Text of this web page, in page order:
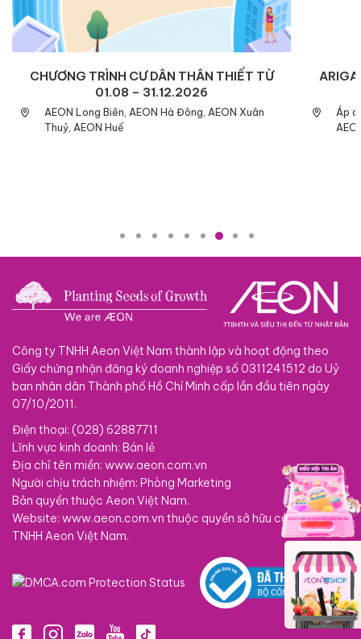
CHƯƠNG TRÌNH CƯ DÂN THÂN THIẾT TỪ
01.08 – 31.12.2026
AEON Long Biên, AEON Hà Đông, AEON Xuân
Thuỷ, AEON Huế
Áp
Công ty TNHH Aeon Việt Nam thành lập và hoạt động theo
Giấy chứng nhận đăng ký doanh nghiệp số 0311241512 do Uỷ
ban nhân dân Thành phố Hồ Chí Minh cấp lần đầu tiên ngày
07/10/2011.
Điện thoại: (028) 62887711
Lĩnh vực kinh doanh: Bán lẻ
Địa chỉ tên miền: www.aeon.com.vn
Người chịu trách nhiệm: Phòng Marketing
Bản quyền thuộc Aeon Việt Nam.
Website: www.aeon.com.vn thuộc quyền sở hữu của Công ty
TNHH Aeon Việt Nam.